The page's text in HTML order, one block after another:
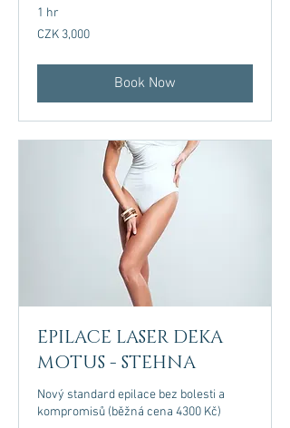
1 hr
3,000
Czech
CZK 3,000
Book Now
EPILACE LASER DEKA
MOTUS - STEHNA
Nový standard epilace bez bolesti a
kompromisů (běžná cena 4300 Kč)